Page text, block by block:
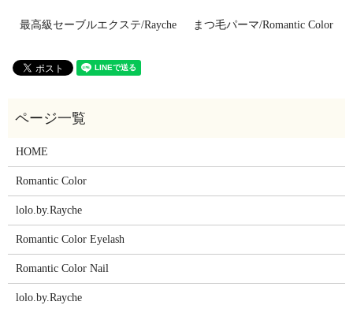
最高級セーブルエクステ/Rayche まつ毛パーマ/Romantic Color
HOME
Romantic Color
lolo.by.Rayche
Romantic Color Eyelash
Romantic Color Nail
lolo.by.Rayche